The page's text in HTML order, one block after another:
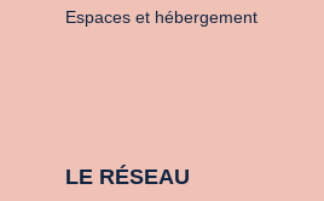
Espaces et hébergement
LE RÉSEAU